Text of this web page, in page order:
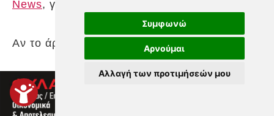
Συμφωνώ
Αρνούμαι
Αλλαγή των προτιμήσεών μου
News, για άμεση ενημέρωση.
Αν το άρθρο σου άρεσε, πάτησε